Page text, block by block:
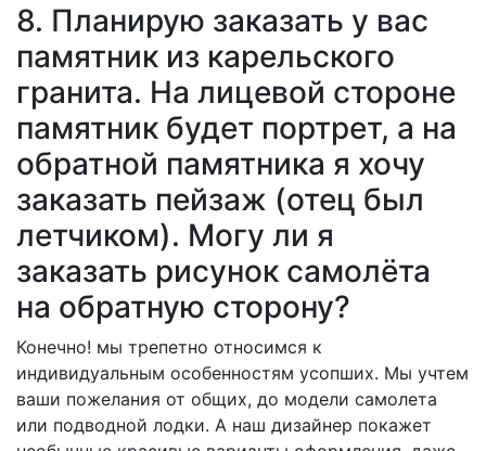
8. Планирую заказать у вас
памятник из карельского
гранита. На лицевой стороне
памятник будет портрет, а на
обратной памятника я хочу
заказать пейзаж (отец был
летчиком). Могу ли я
заказать рисунок самолёта
на обратную сторону?
Конечно! мы трепетно относимся к
индивидуальным особенностям усопших. Мы учтем
ваши пожелания от общих, до модели самолета
или подводной лодки. А наш дизайнер покажет